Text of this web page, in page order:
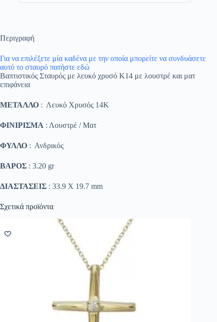
Περιγραφή
Για να επιλέξετε μία καδένα με την οποία μπορείτε να συνδυάσετε
αυτό το σταυρό πατήστε εδώ
Βαπτιστικός Σταυρός με λευκό χρυσό K14 με λουστρέ και ματ
επιφάνεια
ΜΕΤΑΛΛΟ : Λευκό Χρυσός 14K
ΦΙΝΙΡΙΣΜΑ : Λουστρέ / Ματ
ΦΥΛΛΟ : Ανδρικός
ΒΑΡΟΣ : 3.20 gr
ΔΙΑΣΤΑΣΕΙΣ : 33.9 Χ 19.7 mm
Σχετικά προϊόντα